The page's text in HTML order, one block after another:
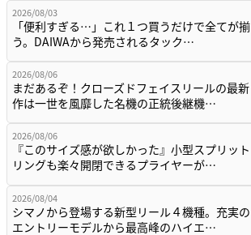
2026/08/03
「便利すぎる…」これ１つ買うだけで全てが揃
う。DAIWAから発売されるタック…
2026/08/06
まだあるぞ！クローズドフェイスリールの最新
作は一世を風靡した名機の正統後継機…
2026/08/06
『このサイズ感が欲しかった』小型スプリット
リングも楽々開閉できるプライヤーが…
2026/08/04
シマノから登場する新型リール４機種。充実の
エントリーモデルから最高峰のハイエ…